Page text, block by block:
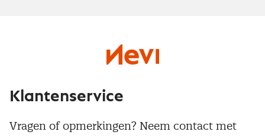
Klantenservice
Vragen of opmerkingen? Neem contact met